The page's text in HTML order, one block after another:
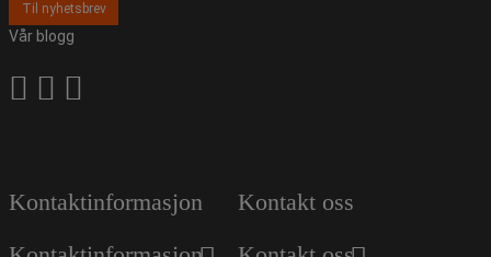
Til nyhetsbrev
Vår blogg
Kontaktinformasjon
Kontakt oss